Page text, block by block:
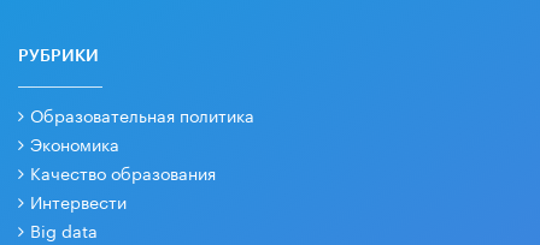
РУБРИКИ
Образовательная политика
Экономика
Качество образования
Интервести
Big data